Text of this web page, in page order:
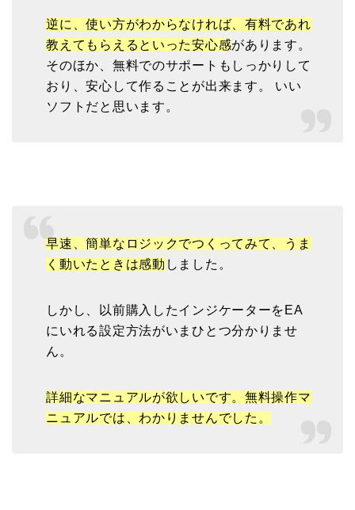
逆に、使い方がわからなければ、有料であれ
教えてもらえるといった安心感があります。
そのほか、無料でのサポートもしっかりして
おり、安心して作ることが出来ます。 いい
ソフトだと思います。
早速、簡単なロジックでつくってみて、うま
く動いたときは感動 しました。
しかし、以前購入したインジケーターをEA
にいれる設定方法がいまひとつ分かりませ
ん。
詳細なマニュアルが欲しいです。無料操作マ
ニュアルでは、わかりませんでした。